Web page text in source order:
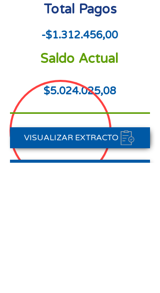
Total Pagos
-$1.312.456,00
Saldo Actual
$5.024.025,08
VISUALIZAR EXTRACTO